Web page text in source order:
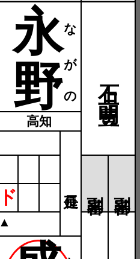
永
野ながの 石上 豊明
高知
ド
▲